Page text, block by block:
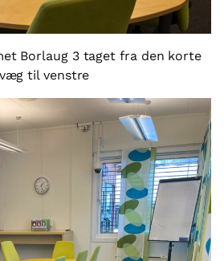
Borlaug 3 taget fra den korte
væg til venstre